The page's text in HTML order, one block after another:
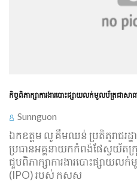
កិច្ច​ពិភាក្សា​ការងារ​បោះផ្សាយ​លក់​មូល​ប័ត្រ​ជ
Sunnguon
ឯកឧត្ដម លូ គឹមឈន់ ប្រតិភូ​រាជរដ្ឋ
ប្រធាន​អគ្គនាយក​កំពង់ផែ​ស្វយ័ត​ក្
ជួបពិភាក្សា​ការងារ​បោះផ្សាយ​
(IPO) របស់ កសស